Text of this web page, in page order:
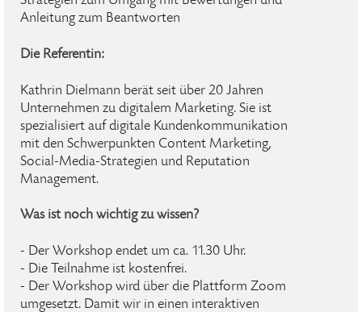
Anleitung zum Beantworten
Die Referentin:
Kathrin Dielmann berät seit über 20 Jahren
Unternehmen zu digitalem Marketing. Sie ist
spezialisiert auf digitale Kundenkommunikation
mit den Schwerpunkten Content Marketing,
Social-Media-Strategien und Reputation
Management.
Was ist noch wichtig zu wissen?
- Der Workshop endet um ca. 11.30 Uhr.
- Die Teilnahme ist kostenfrei.
- Der Workshop wird über die Plattform Zoom
umgesetzt. Damit wir in einen interaktiven